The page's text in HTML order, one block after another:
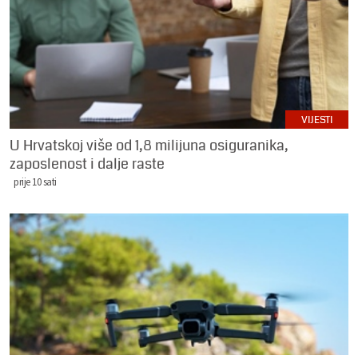
VIJESTI
U Hrvatskoj više od 1,8 milijuna osiguranika,
zaposlenost i dalje raste
prije 10 sati